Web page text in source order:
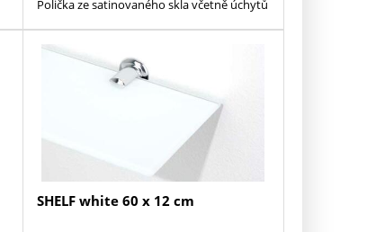
Polička ze satinovaného skla včetně úchytů
SHELF white 60 x 12 cm